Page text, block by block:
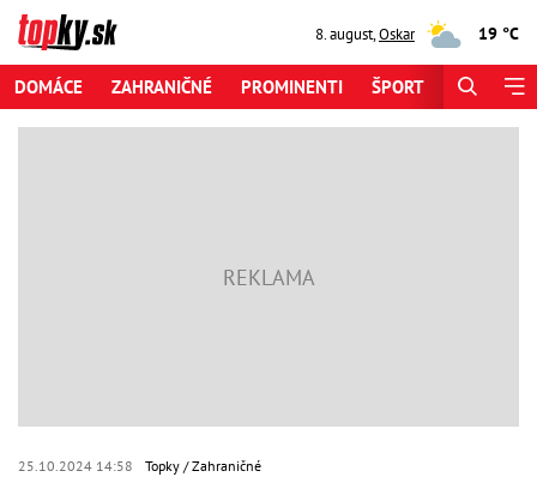
8. august,Oskar 19 °C
DOMÁCE ZAHRANIČNÉ PROMINENTI ŠPORT
25.10.2024 14:58 Topky Zahraničné